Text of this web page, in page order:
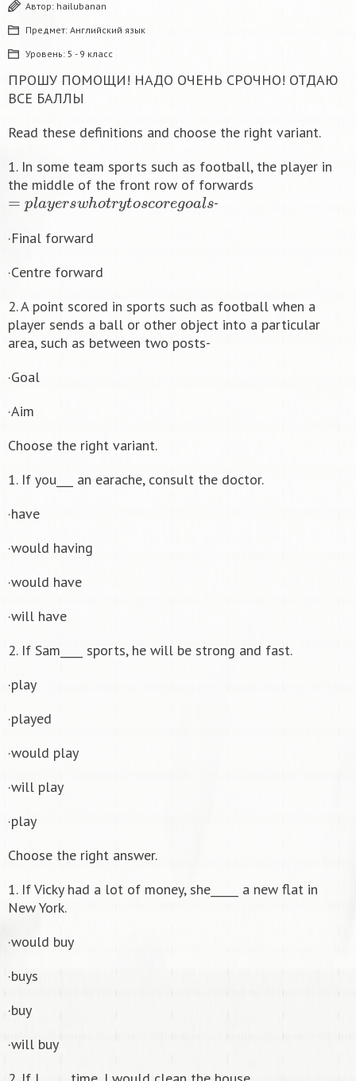
Автор: hailubanan
Предмет: Английский язык
Уровень: 5 - 9 класс
ПРОШУ ПОМОЩИ! НАДО ОЧЕНЬ СРОЧНО! ОТДАЮ
ВСЕ БАЛЛЫ
Read these definitions and choose the right variant.
1. In some team sports such as football, the player in
the middle of the front row of forwards
=pl ayerswhotry tosco reg oa s
-
·Final forward
·Сentre forward
2. A point scored in sports such as football when a
player sends a ball or other object into a particular
area, such as between two posts-
·Goal
·Aim
Choose the right variant.
1. If you___ an earache, consult the doctor.
·have
·would having
·would have
·will have
2. If Sam____ sports, he will be strong and fast.
·play
·played
·would play
·will play
·play
Сhoose the right answer.
1. If Vicky had a lot of money, she_____ a new flat in
New York.
·would buy
·buys
·buy
·will buy